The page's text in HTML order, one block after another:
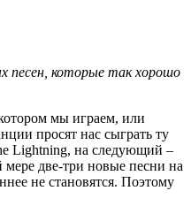
песен, которые так хорошо
мы играем, или
просят нас сыграть ту
Lightning, на следующий –
две-три новые песни на
не становятся. Поэтому